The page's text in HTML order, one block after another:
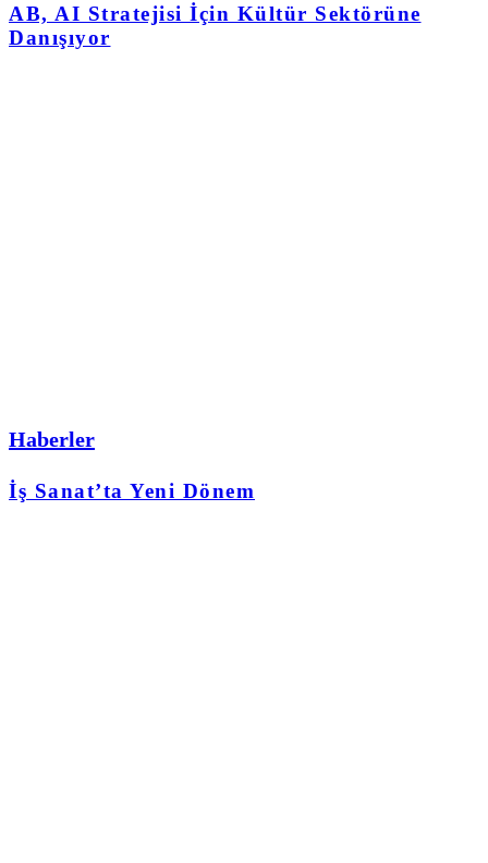
AB, AI Stratejisi İçin Kültür Sektörüne
Danışıyor
Haberler
İş Sanat’ta Yeni Dönem